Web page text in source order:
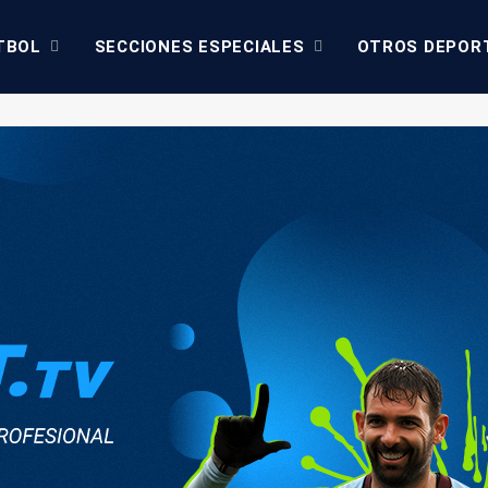
SECCIONES ESPECIALES OTROS